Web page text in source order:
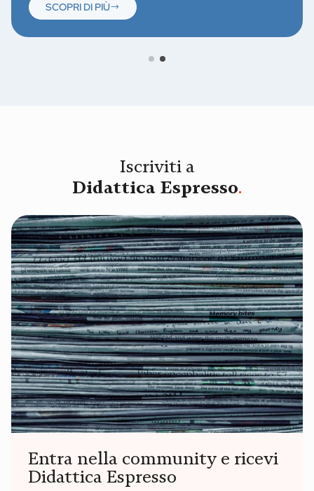
SCOPRI DI PIÙ
Iscriviti a
Didattica Espresso.
Entra nella community e ricevi
Didattica Espresso